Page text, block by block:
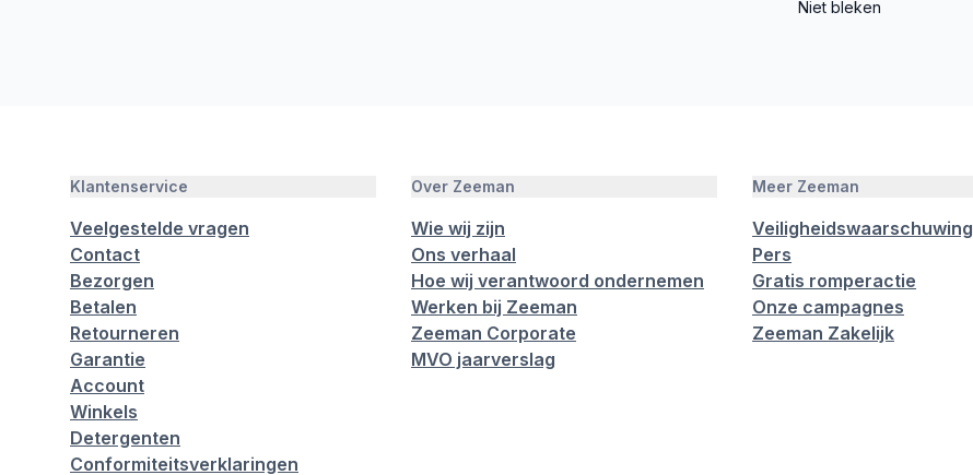
Niet bleken
Klantenservice
Veelgestelde vragen
Contact
Bezorgen
Betalen
Retourneren
Garantie
Account
Winkels
Detergenten
Conformiteitsverklaringen
Over Zeeman
Wie wij zijn
Ons verhaal
Hoe wij verantwoord ondernemen
Werken bij Zeeman
Zeeman Corporate
MVO jaarverslag
Meer Zeeman
Veiligheidswaarschuwing
Pers
Gratis romperactie
Onze campagnes
Zeeman Zakelijk